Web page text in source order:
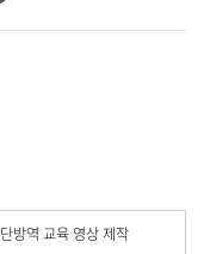
방역 교육 영상 제작